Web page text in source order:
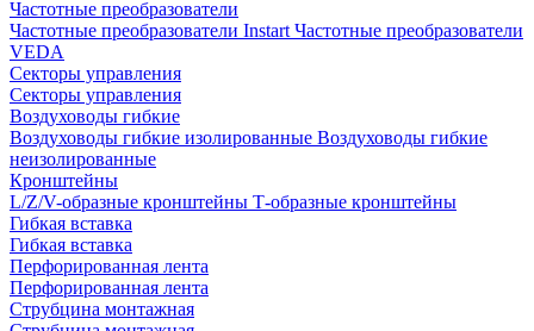
Частотные преобразователи
Частотные преобразователи Instart Частотные преобразователи
VEDA
Секторы управления
Секторы управления
Воздуховоды гибкие
Воздуховоды гибкие изолированные Воздуховоды гибкие
неизолированные
Кронштейны
L/Z/V-образные кронштейны Т-образные кронштейны
Гибкая вставка
Гибкая вставка
Перфорированная лента
Перфорированная лента
Струбцина монтажная